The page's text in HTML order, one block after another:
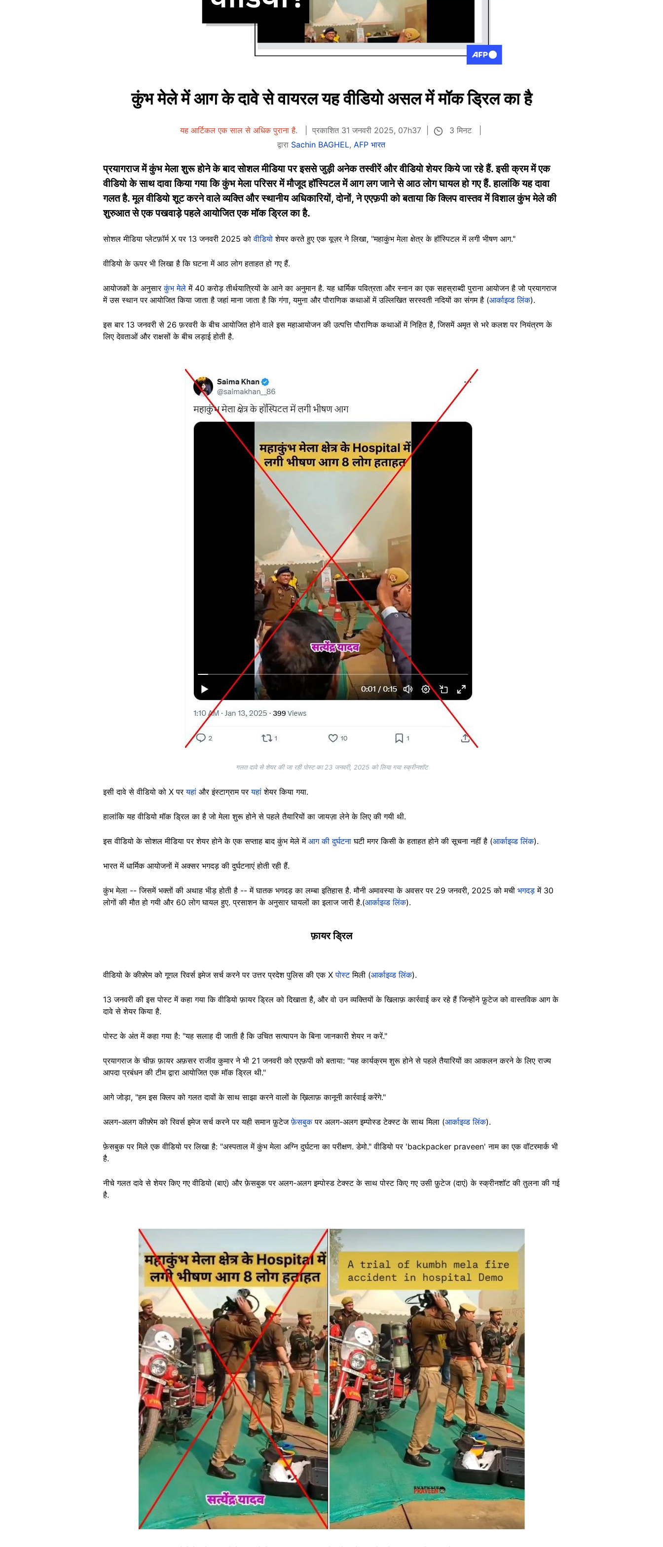
कुंभ मेले में आग के दावे से वायरल यह वीडियो असल में मॉक ड्रिल का है
यह आर्टिकल एक साल से अधिक पुराना है. प्रकाशित 31 जनवरी 2025, 07h37
3 मिनट
द्वारा Sachin BAGHEL, AFP भारत
प्रयागराज में कुंभ मेला शुरू होने के बाद सोशल मीडिया पर इससे जुड़ी अनेक तस्वीरें और वीडियो शेयर किये जा रहे हैं. इसी क्रम में एक
वीडियो के साथ दावा किया गया कि कुंभ मेला परिसर में मौजूद हॉस्पिटल में आग लग जाने से आठ लोग घायल हो गए हैं. हालांकि यह दावा
गलत है. मूल वीडियो शूट करने वाले व्यक्ति और स्थानीय अधिकारियों, दोनों, ने एएफ़पी को बताया कि क्लिप वास्तव में विशाल कुंभ मेले की
शुरुआत से एक पखवाड़े पहले आयोजित एक मॉक ड्रिल का है.
सोशल मीडिया प्लेटफ़ॉर्म X पर 13 जनवरी 2025 कोवीडियो शेयर करते हुए एक यूज़र ने लिखा, "महाकुंभ मेला क्षेत्र के हॉस्पिटल में लगी भीषण आग."
वीडियो के ऊपर भी लिखा है कि घटना में आठ लोग हताहत हो गए हैं.
आयोजकों के अनुसारकुंभ मेले में 40 करोड़ तीर्थयात्रियों के आने का अनुमान है. यह धार्मिक पवित्रता और स्नान का एक सहस्राब्दी पुराना आयोजन है जो प्रयागराज
में उस स्थान पर आयोजित किया जाता है जहां माना जाता है कि गंगा, यमुना और पौराणिक कथाओं में उल्लिखित सरस्वती नदियों का संगम है (आर्काइव्ड लिंक).
इस बार 13 जनवरी से 26 फ़रवरी के बीच आयोजित होने वाले इस महाआयोजन की उत्पत्ति पौराणिक कथाओं में निहित है, जिसमें अमृत से भरे कलश पर नियंत्रण के
लिए देवताओं और राक्षसों के बीच लड़ाई होती है.
गलत दावे से शेयर की जा रही पोस्ट का 23 जनवरी, 2025 को लिया गया स्क्रीनशॉट
इसी दावे से वीडियो को X परयहां और इंस्टाग्राम परयहां शेयर किया गया.
हालांकि यह वीडियो मॉक ड्रिल का है जो मेला शुरू होने से पहले तैयारियों का जायज़ा लेने के लिए की गयी थी.
इस वीडियो के सोशल मीडिया पर शेयर होने के एक सप्ताह बाद कुंभ मेले में आग की दुर्घटना घटी मगर किसी के हताहत होने की सूचना नहीं है (आर्काइव्ड लिंक).
भारत में धार्मिक आयोजनों में अक्सर भगदड़ की दुर्घटनाएं होती रही हैं.
कुंभ मेला -- जिसमें भक्तों की अथाह भीड़ होती है -- में घातक भगदड़ का लम्बा इतिहास है. मौनी अमावस्या के अवसर पर 29 जनवरी, 2025 को मची भगदड़ में 30
लोगों की मौत हो गयी और 60 लोग घायल हुए. प्रसाशन के अनुसार घायलों का इलाज जारी है.(आर्काइव्ड लिंक).
फ़ायर ड्रिल
वीडियो के कीफ़्रेम को गूगल रिवर्स इमेज सर्च करने पर उत्तर प्रदेश पुलिस की एक Xपोस्टमिली (आर्काइव्ड लिंक).
13 जनवरी की इस पोस्ट में कहा गया कि वीडियो फ़ायर ड्रिल को दिखाता है, और वो उन व्यक्तियों के खिलाफ़ कार्रवाई कर रहे हैं जिन्होंने फ़ुटेज को वास्तविक आग के
दावे से शेयर किया है.
पोस्ट के अंत में कहा गया है: "यह सलाह दी जाती है कि उचित सत्यापन के बिना जानकारी शेयर न करें."
प्रयागराज के चीफ़ फ़ायर अफ़सर राजीव कुमार ने भी 21 जनवरी को एएफ़पी को बताया: "यह कार्यक्रम शुरू होने से पहले तैयारियों का आकलन करने के लिए राज्य
आपदा प्रबंधन की टीम द्वारा आयोजित एक मॉक ड्रिल थी."
आगे जोड़ा, "हम इस क्लिप को गलत दावों के साथ साझा करने वालों के ख़िलाफ़ कानूनी कार्रवाई करेंगे."
अलग-अलग कीफ़्रेम को रिवर्स इमेज सर्च करने पर यही समान फ़ुटेजफ़ेसबुकपर अलग-अलग इम्पोस्ड टेक्स्ट के साथ मिला (आर्काइव्ड लिंक).
फ़ेसबुक पर मिले एक वीडियो पर लिखा है: "अस्पताल में कुंभ मेला अग्नि दुर्घटना का परीक्षण. डेमो." वीडियो पर 'backpacker praveen' नाम का एक वॉटरमार्क भी
है.
नीचे गलत दावे से शेयर किए गए वीडियो (बाएं) और फ़ेसबुक पर अलग-अलग इम्पोस्ड टेक्स्ट के साथ पोस्ट किए गए उसी फ़ुटेज (दाएं) के स्क्रीनशॉट की तुलना की गई
है.